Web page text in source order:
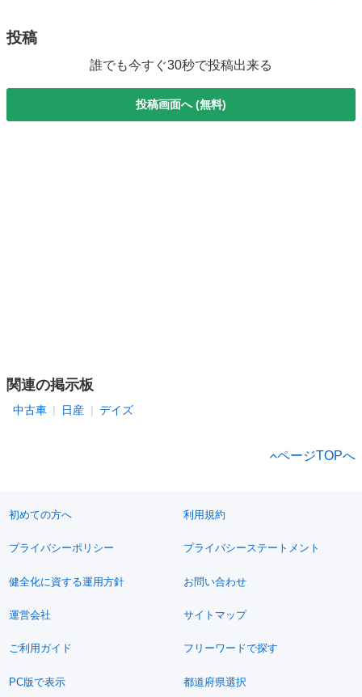
投稿
誰でも今すぐ30秒で投稿出来る
投稿画面へ (無料)
関連の掲示板
中古車 日産 デイズ
ページTOPへ
初めての方へ 利用規約
プライバシーポリシー プライバシーステートメント
健全化に資する運用方針 お問い合わせ
運営会社 サイトマップ
ご利用ガイド フリーワードで探す
PC版で表示 都道府県選択